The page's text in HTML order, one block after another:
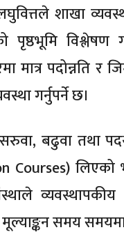
शाखा
पृष्ठभूमि विश्लेषण
मात्र पदोन्नति
गर्नुपर्ने छ।
बढुवा तथा
Courses)
व्यवस्थापकीय
समय समयमा